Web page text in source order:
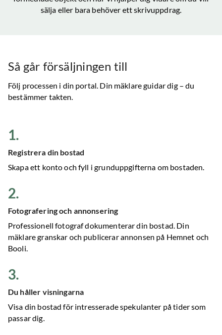
sälja eller bara behöver ett skrivuppdrag.
Så går försäljningen till
Följ processen i din portal. Din mäklare guidar dig – du
bestämmer takten.
1.
Registrera din bostad
Skapa ett konto och fyll i grunduppgifterna om bostaden.
2.
Fotografering och annonsering
Professionell fotograf dokumenterar din bostad. Din
mäklare granskar och publicerar annonsen på Hemnet och
Booli.
3.
Du håller visningarna
Visa din bostad för intresserade spekulanter på tider som
passar dig.